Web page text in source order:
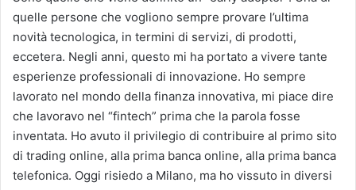
quelle persone che vogliono sempre provare l’ultima
novità tecnologica, in termini di servizi, di prodotti,
eccetera. Negli anni, questo mi ha portato a vivere tante
esperienze professionali di innovazione. Ho sempre
lavorato nel mondo della finanza innovativa, mi piace dire
che lavoravo nel “fintech” prima che la parola fosse
inventata. Ho avuto il privilegio di contribuire al primo sito
di trading online, alla prima banca online, alla prima banca
telefonica. Oggi risiedo a Milano, ma ho vissuto in diversi